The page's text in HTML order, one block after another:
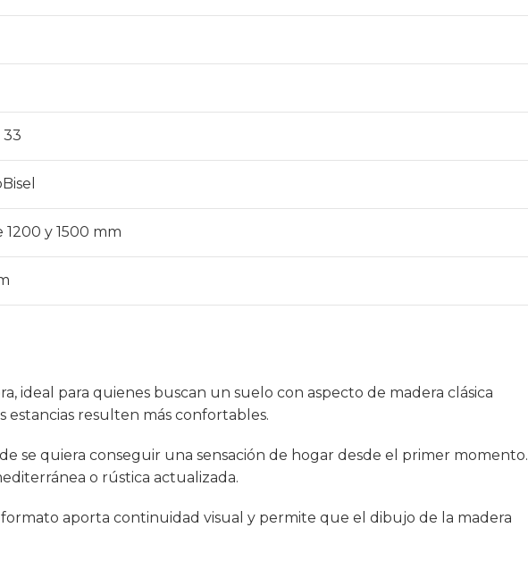
33
1200 y 1500 mm
ideal para quienes buscan un suelo con aspecto de madera clásica
estancias resulten más confortables.
se quiera conseguir una sensación de hogar desde el primer momento.
o rústica actualizada.
aporta continuidad visual y permite que el dibujo de la madera